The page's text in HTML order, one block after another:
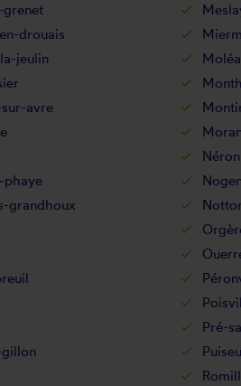
drouais
jeulin
avre
Néron
phaye
grandhoux
Pré-
gillon